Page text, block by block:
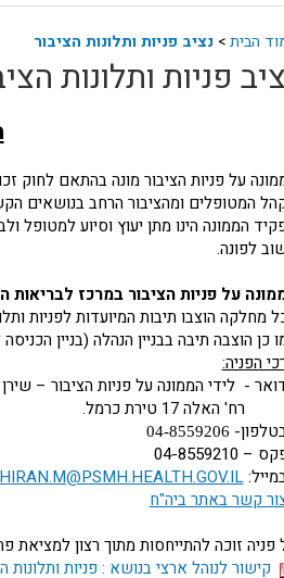
הבית> נציב פניות ותלונות הציבור
פניות ותלונות
המטופלים ומהציבור הרחב בנושאים
הממונה הינו מתן יעוץ וסיוע למטופל
לפונה.
על פניות הציבור במרכז
מחלקה הוצבו תיבות המיועדות לפניות
כן הוצבה תיבה בבניין הנהלה (בניין
הפניה:
- לידי הממונה על פניות הציבור –
רח' האלה 17 טירת כרמל.
04-8559206
–
04-8559210
קשר באתר ביה"ח
פניה זוכה להתייחסות מתוך רצון למציאת
קישור לנוהל ארצי בנושא : פניות ותלונות